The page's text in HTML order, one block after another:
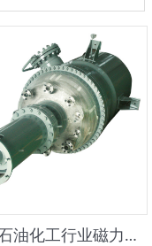
3500l石油化工行业磁力驱动钛材高压反应釜